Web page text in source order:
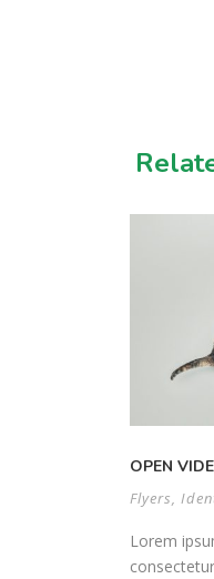
OPEN
Flyers,
Lorem